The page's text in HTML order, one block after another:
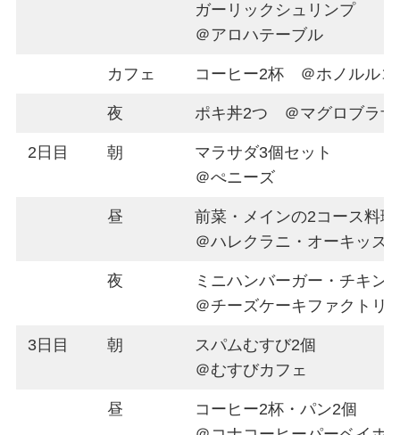
ガーリックシュリンプ
＠アロハテーブル
カフェ コーヒー2杯 ＠ホノルルコ
夜 ポキ丼2つ ＠マグロブラザ
2日目 朝
マラサダ3個セット
＠ぺニーズ
昼
前菜・メインの2コース料理
＠ハレクラニ・オーキッズ
夜
ミニハンバーガー・チキン
＠チーズケーキファクトリ
3日目 朝
スパムむすび2個
＠むすびカフェ
昼
コーヒー2杯・パン2個